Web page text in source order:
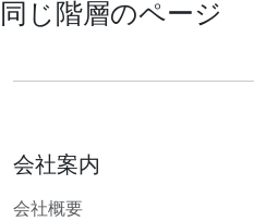
同じ階層のページ
会社案内
会社概要